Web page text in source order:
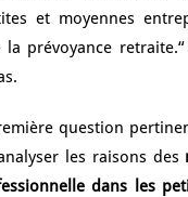
et moyennes
prévoyance retraite.“
question
les raisons des
dans les